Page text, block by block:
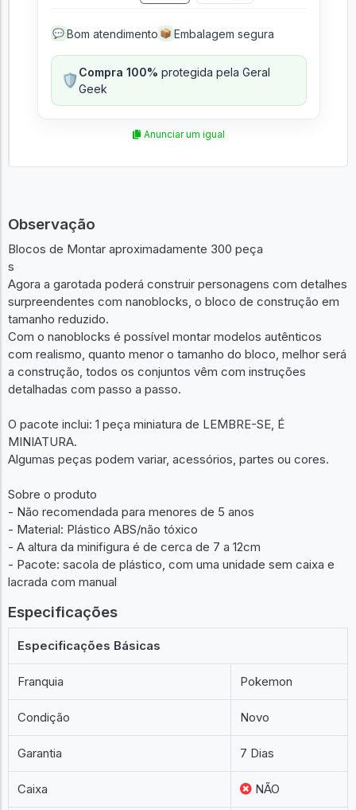
💬 Bom atendimento 📦 Embalagem segura
🛡️Compra 100% protegida pela Geral
Geek
Anunciar um igual
Observação
Blocos de Montar aproximadamente 300 peça
s
Agora a garotada poderá construir personagens com detalhes
surpreendentes com nanoblocks, o bloco de construção em
tamanho reduzido.
Com o nanoblocks é possível montar modelos autênticos
com realismo, quanto menor o tamanho do bloco, melhor será
a construção, todos os conjuntos vêm com instruções
detalhadas com passo a passo.
O pacote inclui: 1 peça miniatura de LEMBRE-SE, É
MINIATURA.
Algumas peças podem variar, acessórios, partes ou cores.
Sobre o produto
- Não recomendada para menores de 5 anos
- Material: Plástico ABS/não tóxico
- A altura da minifigura é de cerca de 7 a 12cm
- Pacote: sacola de plástico, com uma unidade sem caixa e
lacrada com manual
Especificações
Especificações Básicas
Franquia Pokemon
Condição Novo
Garantia 7 Dias
Caixa NÃO